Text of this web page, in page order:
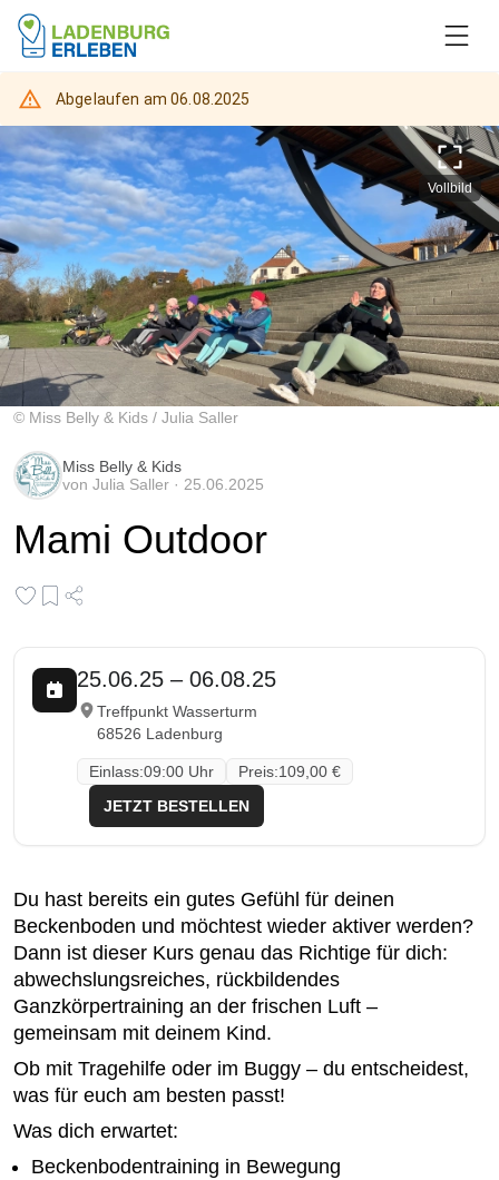
Abgelaufen am06.08.2025
Vollbild
© Miss Belly & Kids / Julia Saller
Mami Outdoor
Miss Belly & Kids
von Julia Saller · 25.06.2025
25.06.25 – 06.08.25
Treffpunkt Wasserturm
68526 Ladenburg
Einlass:09:00 Uhr Preis:109,00 €
JETZT BESTELLEN
Du hast bereits ein gutes Gefühl für deinen
Beckenboden und möchtest wieder aktiver werden?
Dann ist dieser Kurs genau das Richtige für dich:
abwechslungsreiches, rückbildendes
Ganzkörpertraining an der frischen Luft –
gemeinsam mit deinem Kind.
Ob mit Tragehilfe oder im Buggy – du entscheidest,
was für euch am besten passt!
Was dich erwartet:
Beckenbodentraining in Bewegung